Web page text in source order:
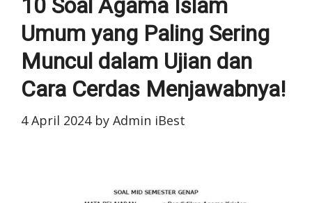
10 Soal Agama Islam
Umum yang Paling Sering
Muncul dalam Ujian dan
Cara Cerdas Menjawabnya!
4 April 2024 by Admin iBest